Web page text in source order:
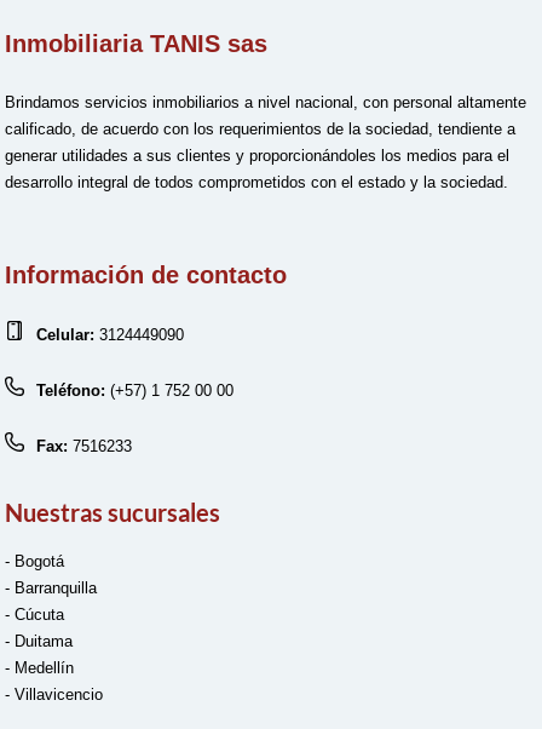
Inmobiliaria TANIS sas
Brindamos servicios inmobiliarios a nivel nacional, con personal altamente
calificado, de acuerdo con los requerimientos de la sociedad, tendiente a
generar utilidades a sus clientes y proporcionándoles los medios para el
desarrollo integral de todos comprometidos con el estado y la sociedad.
Información de contacto
Celular: 3124449090
Teléfono: (+57) 1 752 00 00
Fax: 7516233
Nuestras sucursales
- Bogotá
- Barranquilla
- Cúcuta
- Duitama
- Medellín
- Villavicencio